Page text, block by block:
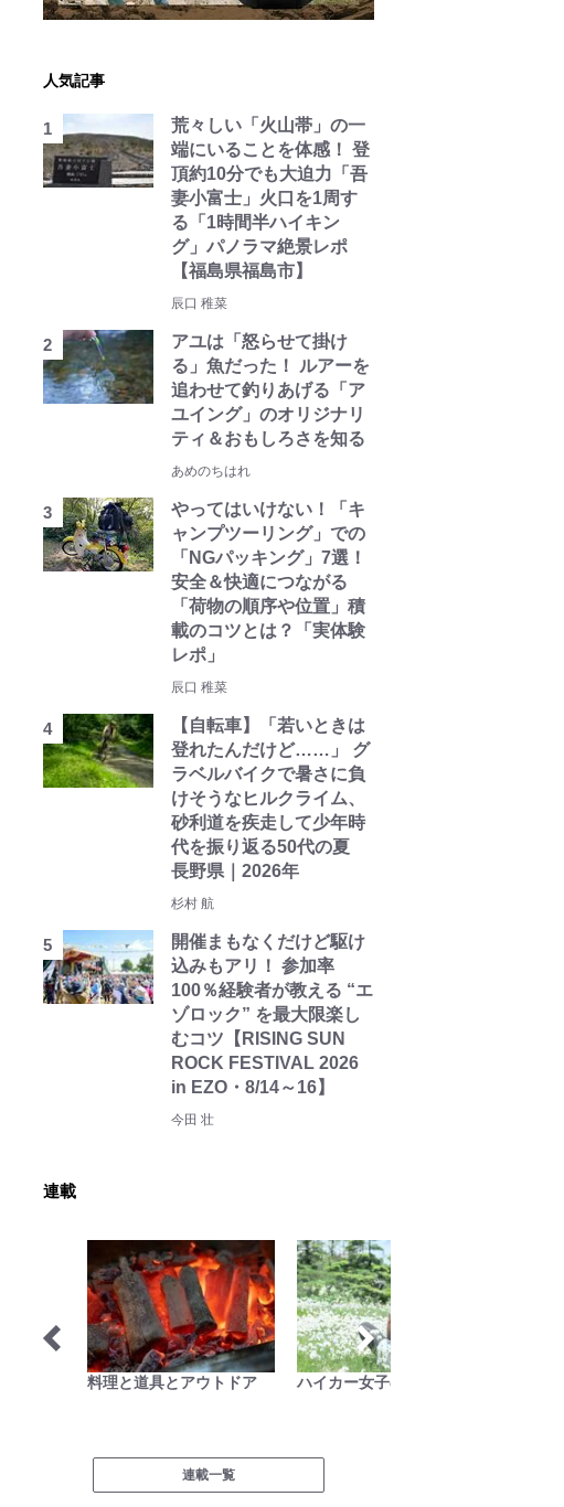
人気記事
荒々しい「火山帯」の一
端にいることを体感！ 登
頂約10分でも大迫力「吾
妻小富士」火口を1周す
る「1時間半ハイキン
グ」パノラマ絶景レポ
【福島県福島市】
辰口 稚菜
アユは「怒らせて掛け
る」魚だった！ ルアーを
追わせて釣りあげる「ア
ユイング」のオリジナリ
ティ＆おもしろさを知る
あめのちはれ
やってはいけない！「キ
ャンプツーリング」での
「NGパッキング」7選！
安全＆快適につながる
「荷物の順序や位置」積
載のコツとは？「実体験
レポ」
辰口 稚菜
【自転車】「若いときは
登れたんだけど……」 グ
ラベルバイクで暑さに負
けそうなヒルクライム、
砂利道を疾走して少年時
代を振り返る50代の夏
長野県｜2026年
杉村 航
開催まもなくだけど駆け
込みもアリ！ 参加率
100％経験者が教える “エ
ゾロック” を最大限楽し
むコツ【RISING SUN
ROCK FESTIVAL 2026
in EZO・8/14～16】
今田 壮
連載
料理と道具とアウトドア ハイカー女子の一杯
連載一覧